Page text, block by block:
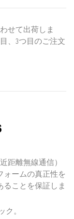
せて出荷しま
、3つ目のご注文
距離無線通信）
ォームの真正性を
ることを保証しま
ク。